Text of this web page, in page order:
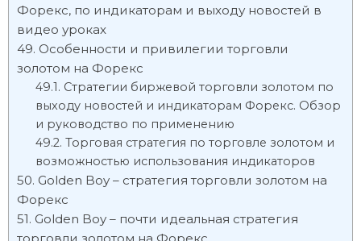
Форекс, по индикаторам и выходу новостей в
видео уроках
Особенности и привилегии торговли
золотом на Форекс
Стратегии биржевой торговли золотом по
выходу новостей и индикаторам Форекс. Обзор
и руководство по применению
Торговая стратегия по торговле золотом и
возможностью использования индикаторов
Golden Boy – стратегия торговли золотом на
Форекс
Golden Boy – почти идеальная стратегия